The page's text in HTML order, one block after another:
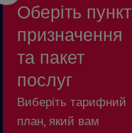
Оберіть пункт
призначення
та пакет
послуг
Виберіть тарифний
план, який вам